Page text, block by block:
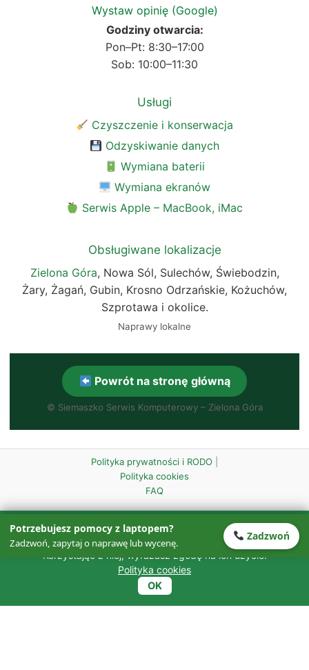
Wystaw opinię (Google)
Godziny otwarcia:
Pon–Pt: 8:30–17:00
Sob: 10:00–11:30
Usługi
Czyszczenie i konserwacja
Odzyskiwanie danych
Wymiana baterii
Wymiana ekranów
Serwis Apple – MacBook, iMac
Obsługiwane lokalizacje
Zielona Góra, Nowa Sól, Sulechów, Świebodzin,
Żary, Żagań, Gubin, Krosno Odrzańskie, Kożuchów,
Szprotawa i okolice.
Naprawy lokalne
Powrót na stronę główną
© Siemaszko Serwis Komputerowy – Zielona Góra
Polityka prywatności i RODO
Polityka cookies
FAQ
Ta strona wykorzystuje pliki cookies w celu zapewnienia
prawidłowego działania oraz w celach analitycznych.
Korzystając z niej, wyrażasz zgodę na ich użycie.
Polityka cookies
OK
Potrzebujesz pomocy z laptopem?
Zadzwoń, zapytaj o naprawę lub wycenę.
Zadzwoń